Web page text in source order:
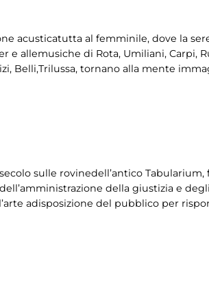
acusticatutta al femminile, dove la
allemusiche di Rota, Umiliani, Carpi,
Belli,Trilussa, tornano alla mente
sulle rovinedell’antico Tabularium,
della giustizia e
adisposizione del pubblico per